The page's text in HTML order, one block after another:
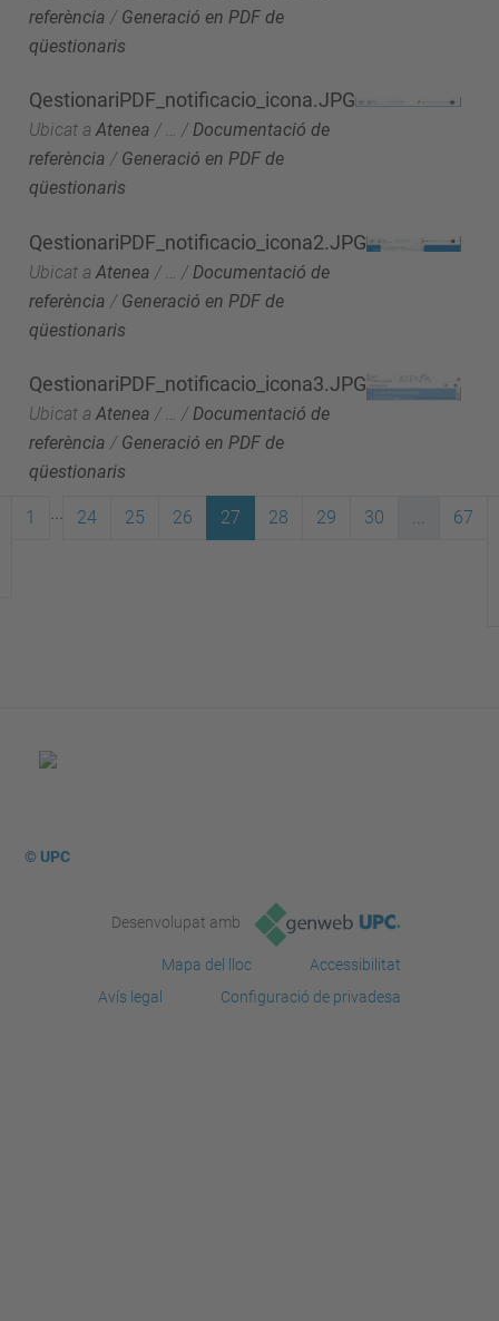
referència / Generació en PDF de
qüestionaris
QestionariPDF_notificacio_icona.JPG
Ubicat a Atenea / … /Documentació de
referència / Generació en PDF de
qüestionaris
QestionariPDF_notificacio_icona2.JPG
Ubicat a Atenea / / Documentació de
referència / Generació en PDF de
qüestionaris
QestionariPDF_notificacio_icona3.JPG
Ubicat a Atenea / … /Documentació de
referència / Generació en PDF de
qüestionaris
1 24 25 26 27 28 29 30 ... 67
© UPC
Desenvolupat amb
Mapa del lloc
Accessibilitat
Avís legal
Configuració de privadesa